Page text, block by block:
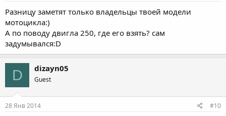
Разницу заметят только владельцы твоей модели
мотоцикла:)
А по поводу двигла 250, где его взять? сам
задумывался:D
D dizayn05
Guest
28 Янв 2014 #10